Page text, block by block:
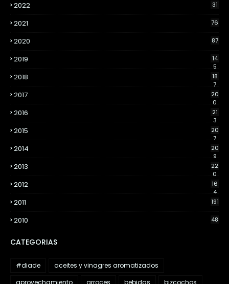
2022 31
2021 76
2020 87
2019
14
5
2018
18
7
2017
20
0
2016
21
3
2015
20
7
2014
20
9
2013
22
0
2012
16
4
2011 191
2010 48
CATEGORIAS
#diade
aceites y vinagres aromatizados
aprovechamiento
arroces bebidas
bizcochos